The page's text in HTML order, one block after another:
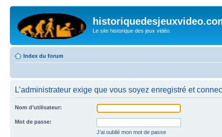
Le site historique des jeux vidéo.
Index du forum
L’administrateur exige que vous soyez enregistré et
Nom d’utilisateur:
Mot de passe:
J’ai oublié mon mot de passe